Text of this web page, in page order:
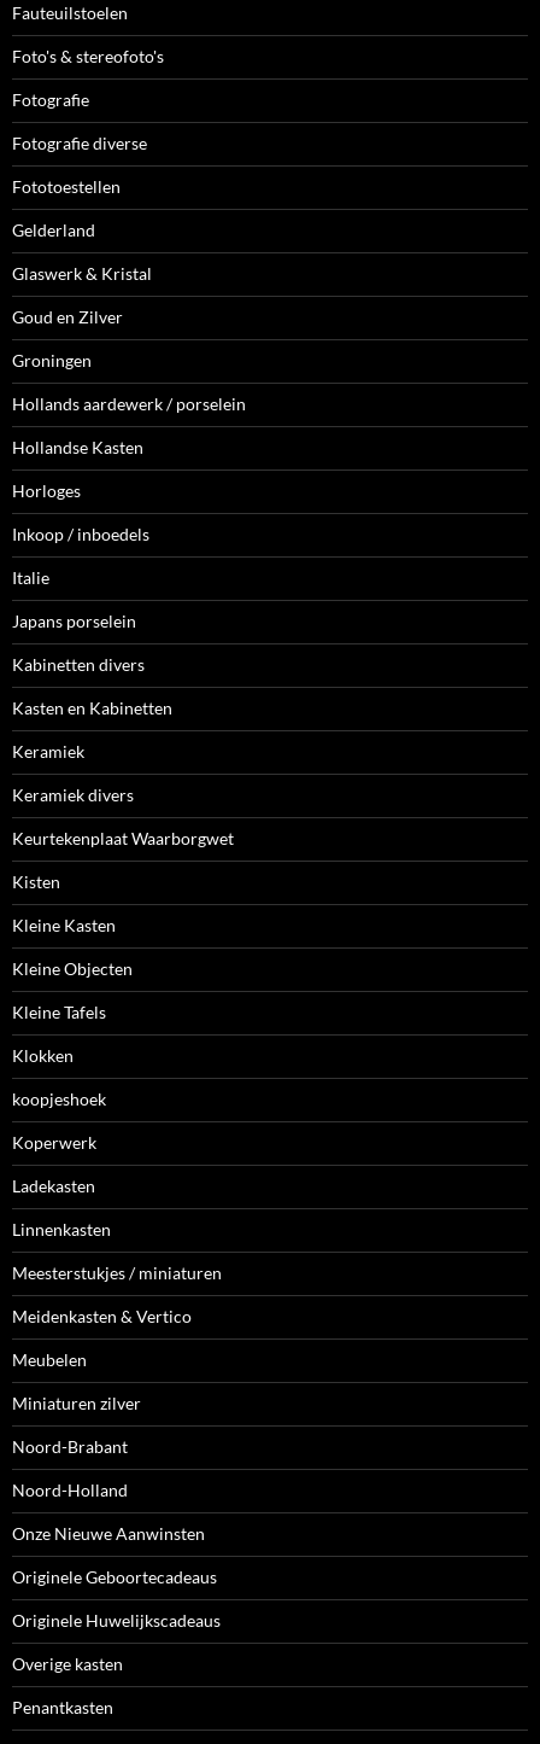
Fauteuilstoelen
Foto's & stereofoto's
Fotografie
Fotografie diverse
Fototoestellen
Gelderland
Glaswerk & Kristal
Goud en Zilver
Groningen
Hollands aardewerk / porselein
Hollandse Kasten
Horloges
Inkoop / inboedels
Italie
Japans porselein
Kabinetten divers
Kasten en Kabinetten
Keramiek
Keramiek divers
Keurtekenplaat Waarborgwet
Kisten
Kleine Kasten
Kleine Objecten
Kleine Tafels
Klokken
koopjeshoek
Koperwerk
Ladekasten
Linnenkasten
Meesterstukjes / miniaturen
Meidenkasten & Vertico
Meubelen
Miniaturen zilver
Noord-Brabant
Noord-Holland
Onze Nieuwe Aanwinsten
Originele Geboortecadeaus
Originele Huwelijkscadeaus
Overige kasten
Penantkasten